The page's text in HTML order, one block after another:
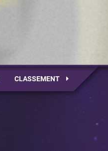
CLASSEMENT